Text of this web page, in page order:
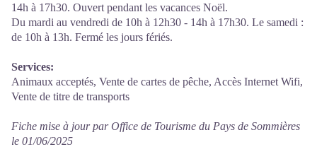
14h à 17h30. Ouvert pendant les vacances Noël.
Du mardi au vendredi de 10h à 12h30 - 14h à 17h30. Le samedi :
de 10h à 13h. Fermé les jours fériés.
Services:
Animaux acceptés, Vente de cartes de pêche, Accès Internet Wifi,
Vente de titre de transports
Fiche mise à jour par Office de Tourisme du Pays de Sommières
le 01/06/2025